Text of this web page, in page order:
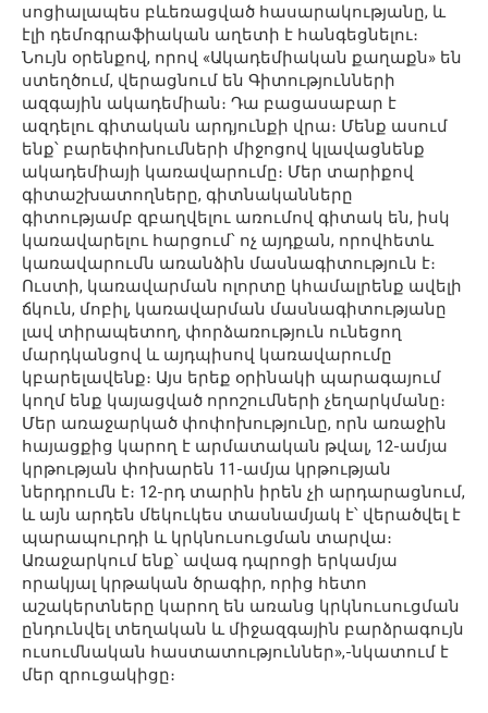
սոցիալապես բևեռացված հասարակությանը, և
էլի դեմոգրաֆիական աղետի է հանգեցնելու։
Նույն օրենքով, որով «Ակադեմիական քաղաքն» են
ստեղծում, վերացնում են Գիտությունների
ազգային ակադեմիան։ Դա բացասաբար է
ազդելու գիտական արդյունքի վրա։ Մենք ասում
ենք՝ բարեփոխումների միջոցով կլավացնենք
ակադեմիայի կառավարումը։ Մեր տարիքով
գիտաշխատողները, գիտնականները
գիտությամբ զբաղվելու առումով գիտակ են, իսկ
կառավարելու հարցում՝ ոչ այդքան, որովհետև
կառավարումն առանձին մասնագիտություն է։
Ուստի, կառավարման ոլորտը կհամալրենք ավելի
ճկուն, մոբիլ, կառավարման մասնագիտությանը
լավ տիրապետող, փորձառություն ունեցող
մարդկանցով և այդպիսով կառավարումը
կբարելավենք։ Այս երեք օրինակի պարագայում
կողմ ենք կայացված որոշումների չեղարկմանը։
Մեր առաջարկած փոփոխությունը, որն առաջին
հայացքից կարող է արմատական թվալ, 12-ամյա
կրթության փոխարեն 11-ամյա կրթության
ներդրումն է։ 12-րդ տարին իրեն չի արդարացնում,
և այն արդեն մեկուկես տասնամյակ է՝ վերածվել է
պարապուրդի և կրկնուսուցման տարվա։
Առաջարկում ենք՝ ավագ դպրոցի երկամյա
որակյալ կրթական ծրագիր, որից հետո
աշակերտները կարող են առանց կրկնուսուցման
ընդունվել տեղական և միջազգային բարձրագույն
ուսումնական հաստատություններ»,-նկատում է
մեր զրուցակիցը։